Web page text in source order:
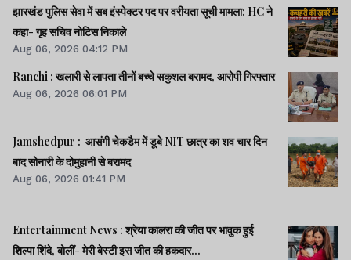
झारखंड पुलिस सेवा में सब इंस्पेक्टर पद पर वरीयता सूची मामला: HC ने
कहा- गृह सचिव नोटिस निकाले
Aug 06, 2026 04:12 PM
Ranchi : खलारी से लापता तीनों बच्चे सकुशल बरामद, आरोपी गिरफ्तार
Aug 06, 2026 06:01 PM
Jamshedpur : आसंगी चेकडैम में डूबे NIT छात्र का शव चार दिन
बाद सोनारी के दोमुहानी से बरामद
Aug 06, 2026 01:41 PM
Entertainment News : श्रेया कालरा की जीत पर भावुक हुई
शिल्पा शिंदे, बोलीं- मेरी बेस्टी इस जीत की हकदार...